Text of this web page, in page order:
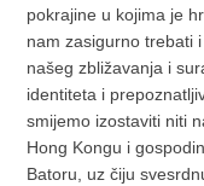
pokrajine u kojima je
nam zasigurno trebati
našeg zbližavanja i
identiteta i
smijemo izostaviti niti
Hong Kongu i
Batoru, uz čiju